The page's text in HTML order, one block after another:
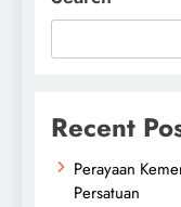
Recent
Perayaan
Persatuan